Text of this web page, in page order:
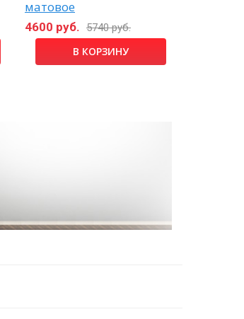
матовое
4600 руб. 5740 руб.
В КОРЗИНУ